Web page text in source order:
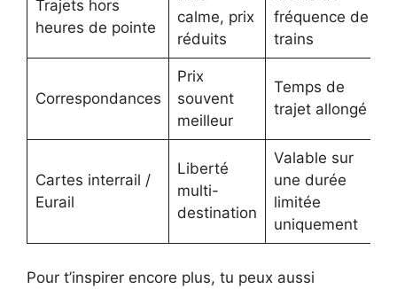
Trajets hors
heures de pointe
calme, prix
réduits
fréquence de
trains
Correspondances
Prix
souvent
meilleur
Temps de
trajet allongé
Cartes interrail /
Eurail
Liberté
multi-
destination
Valable sur
une durée
limitée
uniquement
Pour t’inspirer encore plus, tu peux aussi